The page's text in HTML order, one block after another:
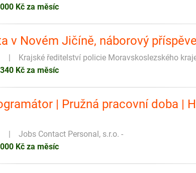
Kč za měsíc
v Novém Jičíně, náborový
Krajské ředitelství policie Moravskoslezského
Kč za měsíc
| Pružná pracovní doba |
Jobs Contact Personal, s.r.o. -
Kč za měsíc